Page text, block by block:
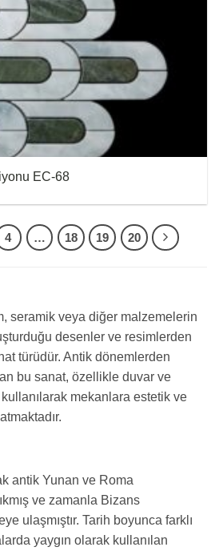
EC-68
4 … 18 19 20
seramik veya diğer malzemelerin
desenler ve resimlerden
türüdür. Antik dönemlerden
bu sanat, özellikle duvar ve
mekanlara estetik ve
antik Yunan ve Roma
ve zamanla Bizans
ulaşmıştır. Tarih boyunca farklı
yaygın olarak kullanılan